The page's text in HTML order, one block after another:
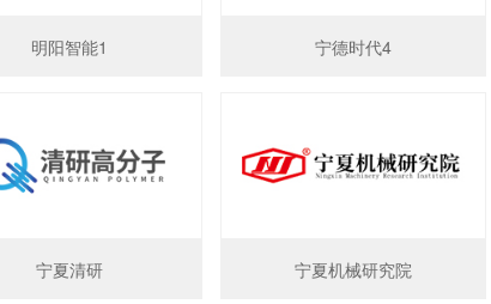
明阳智能1 宁德时代4
宁夏清研 宁夏机械研究院